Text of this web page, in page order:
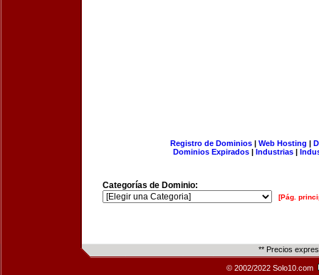
Registro de Dominios| Web Hosting |
Dominios Expirados | Industrias |
Categorías de Dominio:
[Pág.
** Precios
© 2002/2022 Solo10.com